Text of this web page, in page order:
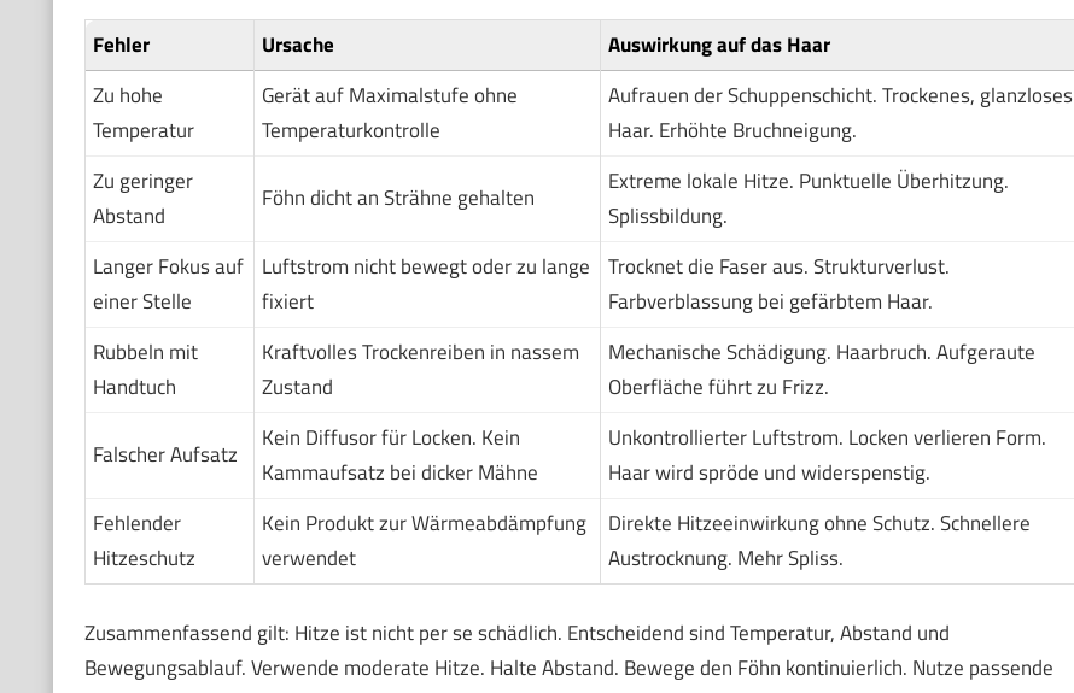
Fehler Ursache
Auswirkung auf das Haar
Zu hohe
Temperatur
Gerät auf Maximalstufe ohne
Temperaturkontrolle
Aufrauen der Schuppenschicht. Trockenes, glanzloses
Haar. Erhöhte Bruchneigung.
Zu geringer
Abstand
Föhn dicht an Strähne gehalten
Extreme lokale Hitze. Punktuelle Überhitzung.
Splissbildung.
Langer Fokus auf
einer Stelle
Luftstrom nicht bewegt oder zu lange
fixiert
Trocknet die Faser aus. Strukturverlust.
Farbverblassung bei gefärbtem Haar.
Rubbeln mit
Handtuch
Kraftvolles Trockenreiben in nassem
Zustand
Mechanische Schädigung. Haarbruch. Aufgeraute
Oberfläche führt zu Frizz.
Falscher Aufsatz
Kein Diffusor für Locken. Kein
Kammaufsatz bei dicker Mähne
Unkontrollierter Luftstrom. Locken verlieren Form.
Haar wird spröde und widerspenstig.
Fehlender
Hitzeschutz
Kein Produkt zur Wärmeabdämpfung
verwendet
Direkte Hitzeeinwirkung ohne Schutz. Schnellere
Austrocknung. Mehr Spliss.
Zusammenfassend gilt: Hitze ist nicht per se schädlich. Entscheidend sind Temperatur, Abstand und
Bewegungsablauf. Verwende moderate Hitze. Halte Abstand. Bewege den Föhn kontinuierlich. Nutze passende